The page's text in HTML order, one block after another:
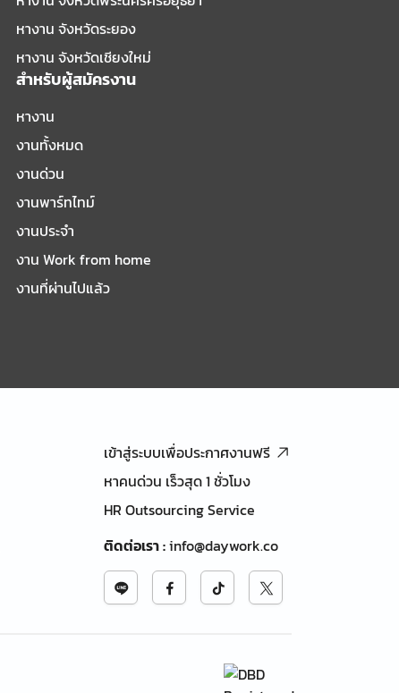
หางาน จังหวัดระยอง
หางาน จังหวัดเชียงใหม่
สำหรับผู้สมัครงาน
หางาน
งานทั้งหมด
งานด่วน
งานพาร์ทไทม์
งานประจำ
งาน Work from home
งานที่ผ่านไปแล้ว
เข้าสู่ระบบเพื่อประกาศงานฟรี
หาคนด่วน เร็วสุด 1 ชั่วโมง
HR Outsourcing Service
ติดต่อเรา:info@daywork.co